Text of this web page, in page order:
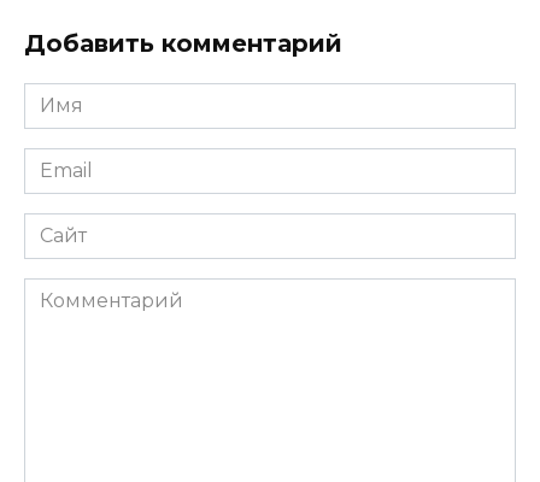
Добавить комментарий
Имя
*
Email
*
Сайт
Комментарий